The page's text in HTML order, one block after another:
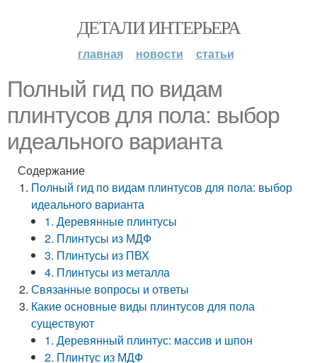
ДЕТАЛИ ИНТЕРЬЕРА
главная новости статьи
Полный гид по видам
плинтусов для пола: выбор
идеального варианта
Содержание
Полный гид по видам плинтусов для пола: выбор
идеального варианта
1. Деревянные плинтусы
2. Плинтусы из МДФ
3. Плинтусы из ПВХ
4. Плинтусы из металла
Связанные вопросы и ответы
Какие основные виды плинтусов для пола
существуют
1. Деревянный плинтус: массив и шпон
2. Плинтус из МДФ